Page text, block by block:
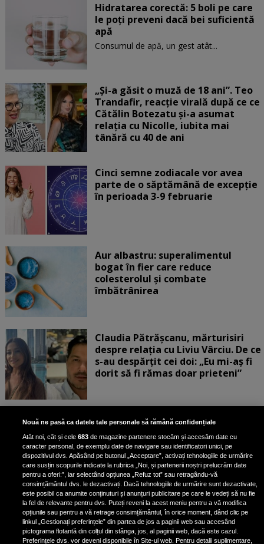
Hidratarea corectă: 5 boli pe care
le poți preveni dacă bei suficientă
apă
Consumul de apă, un gest atât...
„Și-a găsit o muză de 18 ani”. Teo
Trandafir, reacție virală după ce ce
Cătălin Botezatu și-a asumat
relația cu Nicolle, iubita mai
tânără cu 40 de ani
Cinci semne zodiacale vor avea
parte de o săptămână de excepție
în perioada 3-9 februarie
Aur albastru: superalimentul
bogat în fier care reduce
colesterolul și combate
îmbătrânirea
Claudia Pătrășcanu, mărturisiri
despre relația cu Liviu Vârciu. De ce
s-au despărțit cei doi: „Eu mi-aș fi
dorit să fi rămas doar prieteni”
„Turbați când vedeți corpul ăsta”.
Rux a răbufnit după ce a fost
criticată că a pozat în costum de
baie, cu formele la vedere
Claudia Pătrășcanu, dezvăluiri
despre adevăratul motiv al
destrămării trupei Exotic: „Îmi
pare rău că nu am mers mai
Nouă ne pasă ca datele tale personale să rămână confidențiale
Atât noi, cât și cele683 de magazine partenere stocăm și accesăm date cu
caracter personal, de exemplu date de navigare sau identificatori unici, pe
dispozitivul dvs. Apăsând pe butonul „Acceptare”, activați tehnologiile de urmărire
care susțin scopurile indicate la rubrica „Noi, și partenerii noștri prelucrăm date
pentru a oferi:”, iar selectând opțiunea „Refuz tot” sau retragându-vă
consimțământul dvs. le dezactivați. Dacă tehnologiile de urmărire sunt dezactivate,
este posibil ca anumite conținuturi și anunțuri publicitare pe care le vedeți să nu fie
la fel de relevante pentru dvs. Puteți reveni la acest meniu pentru a vă modifica
opțiunile sau pentru a vă retrage consimțământul, în orice moment, dând clic pe
linkul „Gestionați preferințele” din partea de jos a paginii web sau accesând
pictograma flotantă din colțul din stânga, jos, al paginii web, dacă este cazul.
Preferințele dvs. vor deveni disponibile în Site-ul web. Pentru detalii suplimentare,